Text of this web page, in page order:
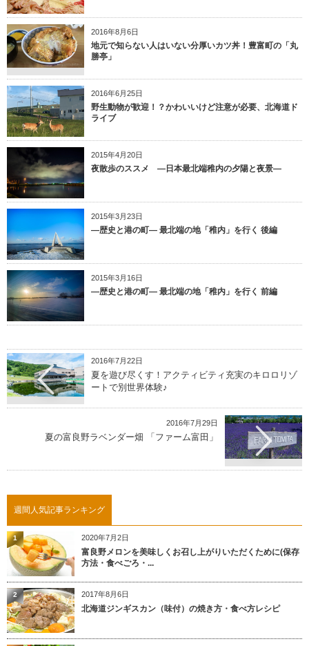
2016年8月6日
地元で知らない人はいない分厚いカツ丼！豊富町の「丸
勝亭」
2016年6月25日
野生動物が歓迎！？かわいいけど注意が必要、北海道ド
ライブ
2015年4月20日
夜散歩のススメ —日本最北端稚内の夕陽と夜景—
2015年3月23日
—歴史と港の町— 最北端の地「稚内」を行く 後編
2015年3月16日
—歴史と港の町— 最北端の地「稚内」を行く 前編
2016年7月22日
夏を遊び尽くす！アクティビティ充実のキロロリゾ
ートで別世界体験♪
2016年7月29日
夏の富良野ラベンダー畑 「ファーム富田」
週間人気記事ランキング
2020年7月2日
富良野メロンを美味しくお召し上がりいただくために(保存
方法・食べごろ・...
1
2017年8月6日
北海道ジンギスカン（味付）の焼き方・食べ方レシピ
2